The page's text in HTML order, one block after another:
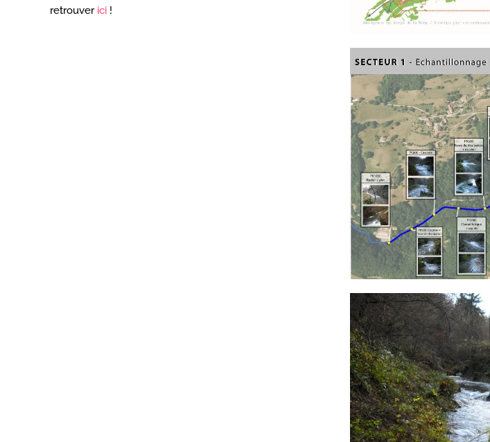
retrouver ici !